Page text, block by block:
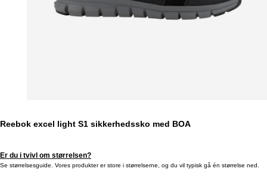
Reebok excel light S1 sikkerhedssko med BOA
Er du i tvivl om størrelsen?
Se størrelsesguide. Vores produkter er store i størrelserne, og du vil typisk gå én størrelse ned.